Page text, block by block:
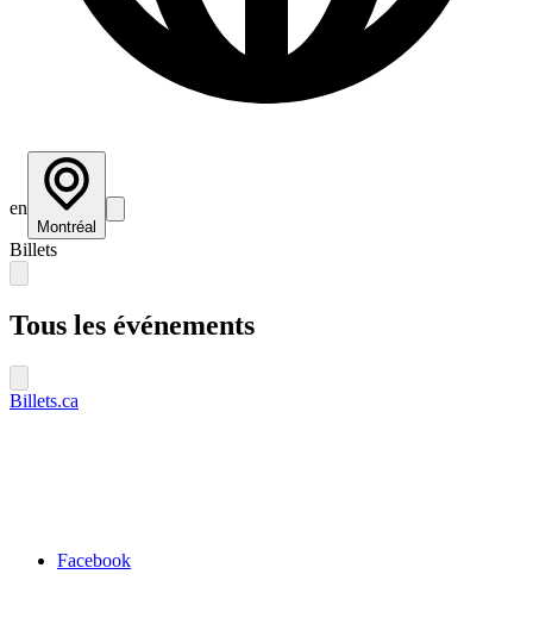
en
Montréal
Billets
Tous les événements
Billets.ca
Facebook